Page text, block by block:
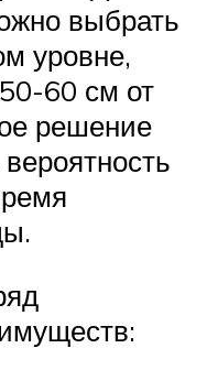
выбрать
уровне,
60 см от
решение